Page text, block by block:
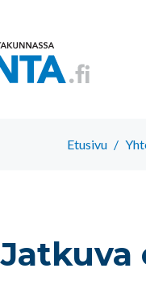
Etusivu /
Jatkuva